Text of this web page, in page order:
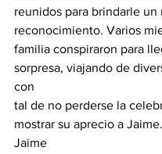
reunidos para brindarle un
reconocimiento. Varios
familia conspiraron para
sorpresa, viajando de
con
tal de no perderse la
mostrar su aprecio a Jaime.
Jaime